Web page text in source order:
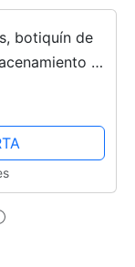
botiquín de
de
de...